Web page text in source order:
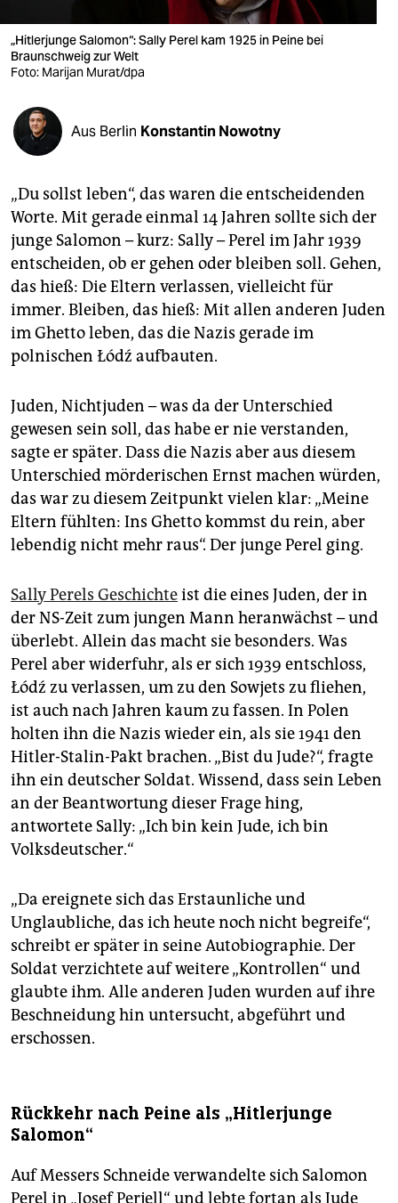
verlag
veranstaltungen
shop
fragen & hilfe
abo
genossenschaft
epaper login
„Hitlerjunge Salomon“: Sally Perel kam 1925 in Peine bei
Braunschweig zur Welt
Foto: Marijan Murat/dpa
Aus Berlin Konstantin Nowotny
„Du sollst leben“, das waren die entscheidenden
Worte. Mit gerade einmal 14 Jahren sollte sich der
junge Salomon – kurz: Sally – Perel im Jahr 1939
entscheiden, ob er gehen oder bleiben soll. Gehen,
das hieß: Die Eltern verlassen, vielleicht für
immer. Bleiben, das hieß: Mit allen anderen Juden
im Ghetto leben, das die Nazis gerade im
polnischen Łódź aufbauten.
Juden, Nichtjuden – was da der Unterschied
gewesen sein soll, das habe er nie verstanden,
sagte er später. Dass die Nazis aber aus diesem
Unterschied mörderischen Ernst machen würden,
das war zu diesem Zeitpunkt vielen klar: „Meine
Eltern fühlten: Ins Ghetto kommst du rein, aber
lebendig nicht mehr raus“. Der junge Perel ging.
Sally Perels Geschichteist die eines Juden, der in
der NS-Zeit zum jungen Mann heranwächst – und
überlebt. Allein das macht sie besonders. Was
Perel aber widerfuhr, als er sich 1939 entschloss,
Łódź zu verlassen, um zu den Sowjets zu fliehen,
ist auch nach Jahren kaum zu fassen. In Polen
holten ihn die Nazis wieder ein, als sie 1941 den
Hitler-Stalin-Pakt brachen. „Bist du Jude?“, fragte
ihn ein deutscher Soldat. Wissend, dass sein Leben
an der Beantwortung dieser Frage hing,
antwortete Sally: „Ich bin kein Jude, ich bin
Volksdeutscher.“
„Da ereignete sich das Erstaunliche und
Unglaubliche, das ich heute noch nicht begreife“,
schreibt er später in seine Autobiographie. Der
Soldat verzichtete auf weitere „Kontrollen“ und
glaubte ihm. Alle anderen Juden wurden auf ihre
Beschneidung hin untersucht, abgeführt und
erschossen.
Rückkehr nach Peine als „Hitlerjunge
Salomon“
Auf Messers Schneide verwandelte sich Salomon
Perel in „Josef Perjell“ und lebte fortan als Jude